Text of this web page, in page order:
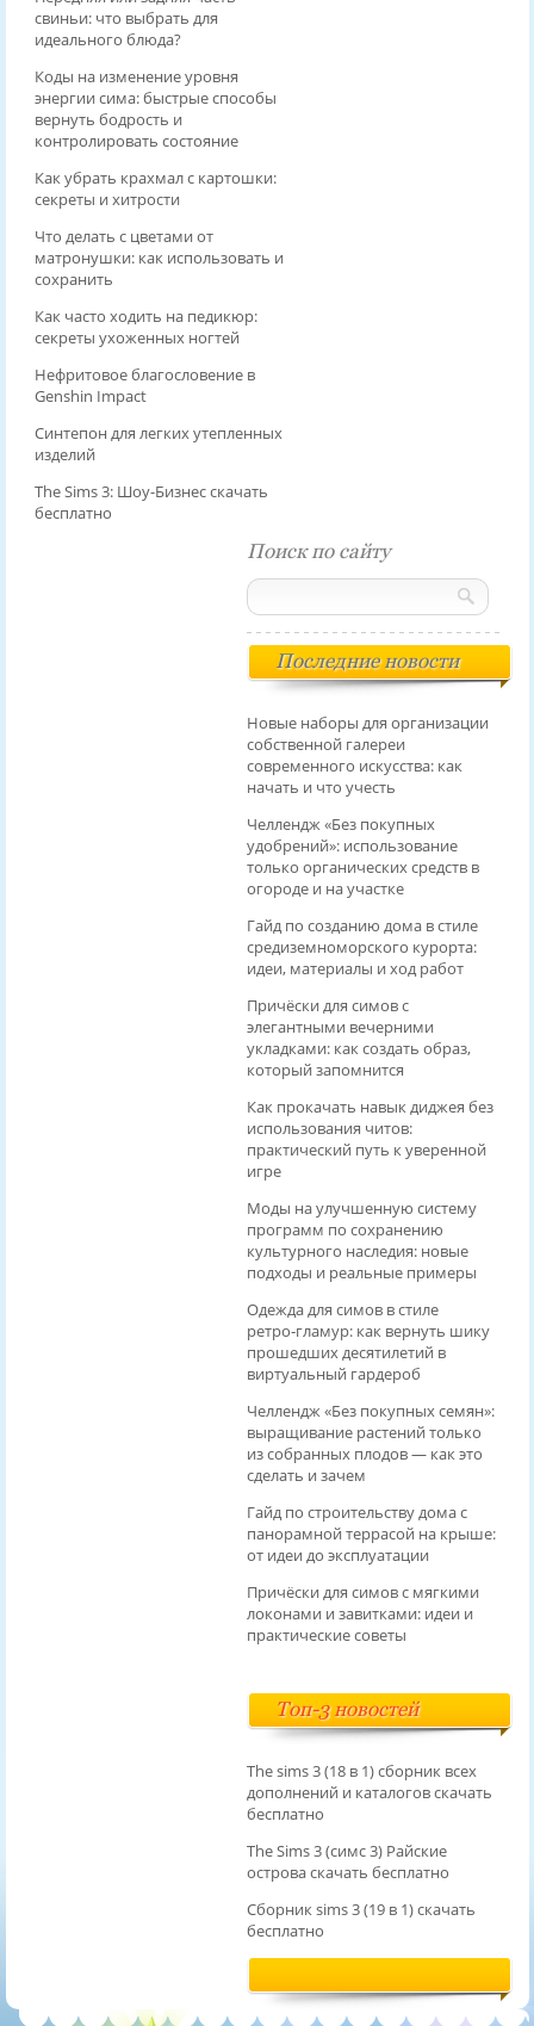
свиньи: что выбрать для
идеального блюда?
Коды на изменение уровня
энергии сима: быстрые способы
вернуть бодрость и
контролировать состояние
Как убрать крахмал с картошки:
секреты и хитрости
Что делать с цветами от
матронушки: как использовать и
сохранить
Как часто ходить на педикюр:
секреты ухоженных ногтей
Нефритовое благословение в
Genshin Impact
Синтепон для легких утепленных
изделий
The Sims 3: Шоу-Бизнес скачать
бесплатно
Поиск по сайту
Последние новости
Новые наборы для организации
собственной галереи
современного искусства: как
начать и что учесть
Челлендж «Без покупных
удобрений»: использование
только органических средств в
огороде и на участке
Гайд по созданию дома в стиле
средиземноморского курорта:
идеи, материалы и ход работ
Причёски для симов с
элегантными вечерними
укладками: как создать образ,
который запомнится
Как прокачать навык диджея без
использования читов:
практический путь к уверенной
игре
Моды на улучшенную систему
программ по сохранению
культурного наследия: новые
подходы и реальные примеры
Одежда для симов в стиле
ретро‑гламур: как вернуть шику
прошедших десятилетий в
виртуальный гардероб
Челлендж «Без покупных семян»:
выращивание растений только
из собранных плодов — как это
сделать и зачем
Гайд по строительству дома с
панорамной террасой на крыше:
от идеи до эксплуатации
Причёски для симов с мягкими
локонами и завитками: идеи и
практические советы
Топ-3 новостей
The sims 3 (18 в 1) сборник всех
дополнений и каталогов скачать
бесплатно
The Sims 3 (симс 3) Райские
острова скачать бесплатно
Сборник sims 3 (19 в 1) скачать
бесплатно